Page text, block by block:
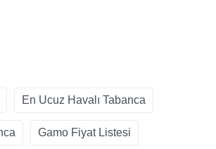
En Ucuz Havalı Tabanca
Gamo Fiyat Listesi